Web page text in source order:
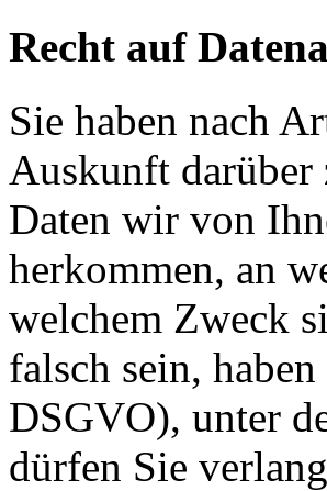
Recht auf
Sie haben nach
Auskunft darüber
Daten wir von
herkommen, an
welchem Zweck
falsch sein,
DSGVO), unter
dürfen Sie